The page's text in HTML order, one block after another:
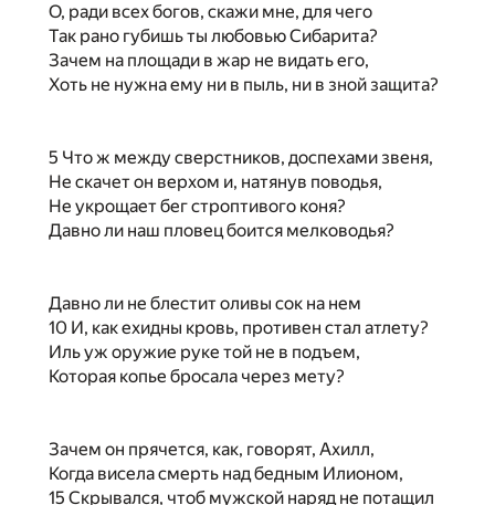
О, ради всех богов, скажи мне, для чего
Так рано губишь ты любовью Сибарита?
Зачем на площади в жар не видать его,
Хоть не нужна ему ни в пыль, ни в зной защита?
5 Что ж между сверстников, доспехами звеня,
Не скачет он верхом и, натянув поводья,
Не укрощает бег строптивого коня?
Давно ли наш пловец боится мелководья?
Давно ли не блестит оливы сок на нем
10 И, как ехидны кровь, противен стал атлету?
Иль уж оружие руке той не в подъем,
Которая копье бросала через мету?
Зачем он прячется, как, говорят, Ахилл,
Когда висела смерть над бедным Илионом,
15 Скрывался, чтоб мужской наряд не потащил